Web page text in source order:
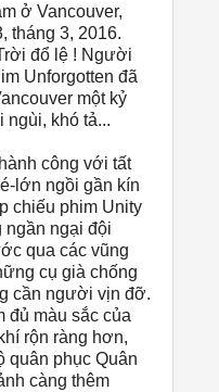
ở Vancouver,
tháng 3, 2016.
đổ lệ ! Người
Unforgotten đã
một kỷ
ngùi, khó tả...
công với tất
lớn ngồi gần kín
chiếu phim Unity
ngần ngại đội
qua các vũng
cụ già chống
cần người vịn đỡ.
đủ màu sắc của
rộn ràng hơn,
quân phục Quân
càng thêm